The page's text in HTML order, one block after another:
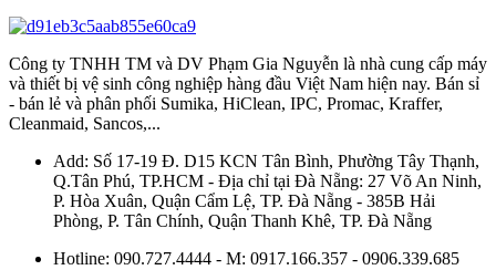
Công ty TNHH TM và DV Phạm Gia Nguyễn là nhà cung cấp máy
và thiết bị vệ sinh công nghiệp hàng đầu Việt Nam hiện nay. Bán sỉ
- bán lẻ và phân phối Sumika, HiClean, IPC, Promac, Kraffer,
Cleanmaid, Sancos,...
Add: Số 17-19 Đ. D15 KCN Tân Bình, Phường Tây Thạnh,
Q.Tân Phú, TP.HCM - Địa chỉ tại Đà Nẵng: 27 Võ An Ninh,
P. Hòa Xuân, Quận Cẩm Lệ, TP. Đà Nẵng - 385B Hải
Phòng, P. Tân Chính, Quận Thanh Khê, TP. Đà Nẵng
Hotline: 090.727.4444 - M: 0917.166.357 - 0906.339.685